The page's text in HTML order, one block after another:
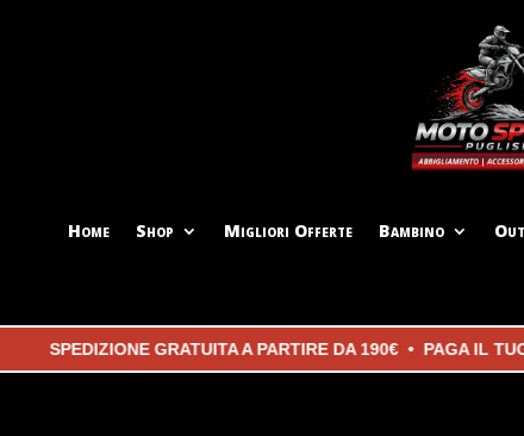
Home Shop Migliori Offerte Bambino
SPEDIZIONE GRATUITA A PARTIRE DA 190€ • PAGA IL TUO